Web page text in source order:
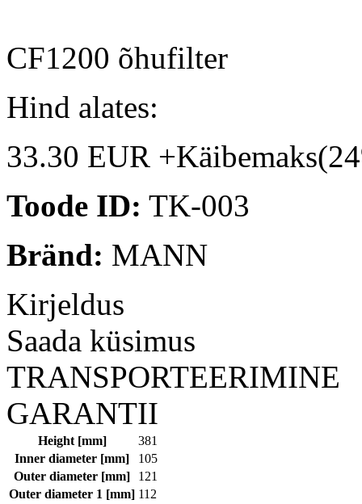
CF1200 õhufilter
Hind alates:
33.30 EUR
Toode ID: TK-003
Bränd: MANN
Kirjeldus
Saada küsimus
TRANSPORTEERIMINE
GARANTII
Height [mm]
381
Inner diameter [mm]
105
Outer diameter [mm]
121
Outer diameter 1 [mm] 112